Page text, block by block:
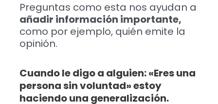
Preguntas como esta nos ayudan a
añadir información importante,
como por ejemplo, quién emite la
opinión.
Cuando le digo a alguien: «Eres una
persona sin voluntad» estoy
haciendo una generalización.